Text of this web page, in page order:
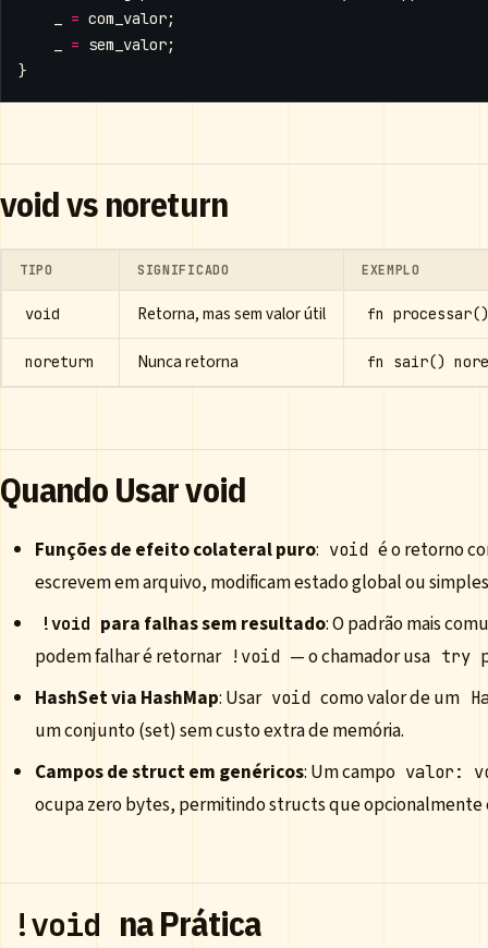
= com_valor;
= sem_valor;
}
void vs noreturn
TIPO SIGNIFICADO EXEMPLO
void Retorna, mas sem valor útil fn
noreturn Nunca retorna fn sair()
Quando Usar void
Funções de efeito colateral puro: void é o retorno
escrevem em arquivo, modificam estado global ou
!void para falhas sem resultado: O padrão mais
podem falhar é retornar !void — o chamador usa try
HashSet via HashMap: Usar void como valor de um
um conjunto (set) sem custo extra de memória.
Campos de struct em genéricos: Um campo valor:
ocupa zero bytes, permitindo structs que opcionalmente
!void na Prática